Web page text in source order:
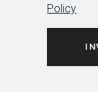
Policy